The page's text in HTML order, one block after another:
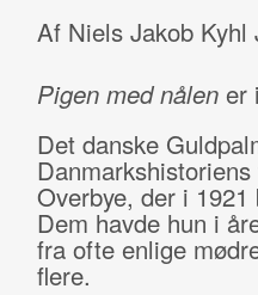
Af Niels Jakob Kyhl
Pigen med nålen er
Det danske
Overbye, der i
Dem havde hun i
fra ofte enlige
flere.